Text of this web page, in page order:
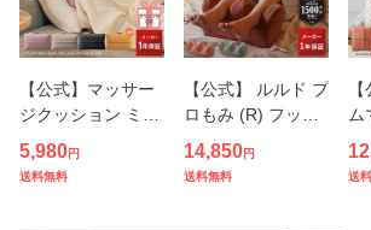
【公式】マッサー
ジクッション ミニ
AX-HCL318 マッ
サージ器 肩こり 腰
5,980円
送料無料
【公式】 ルルド プ
ロもみ (R) フット
マッサージャー AX
-HP117 フットマ
14,850円
送料無料
ム
シ
送